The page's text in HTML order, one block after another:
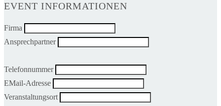
EVENT INFORMATIONEN
Firma
Ansprechpartner
Telefonnummer
EMail-Adresse
Veranstaltungsort